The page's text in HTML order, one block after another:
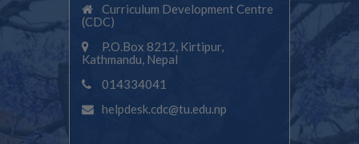
Curriculum Development Centre
(CDC)
P.O.Box 8212, Kirtipur,
Kathmandu, Nepal
014334041
helpdesk.cdc@tu.edu.np